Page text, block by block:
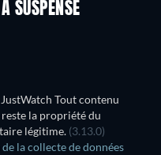
SUSPENSE
Série
Tout contenu
la propriété du
légitime. (3.13.0)
la collecte de données